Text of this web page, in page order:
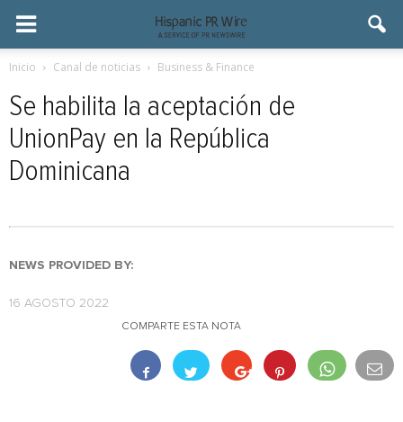
Inicio Canal de noticias Business & Finance
Se habilita la aceptación de
UnionPay en la República
Dominicana
NEWS PROVIDED BY:
16 AGOSTO 2022
COMPARTE ESTA NOTA